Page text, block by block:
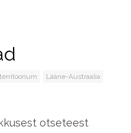
Lääne-Austraalia
otseteest